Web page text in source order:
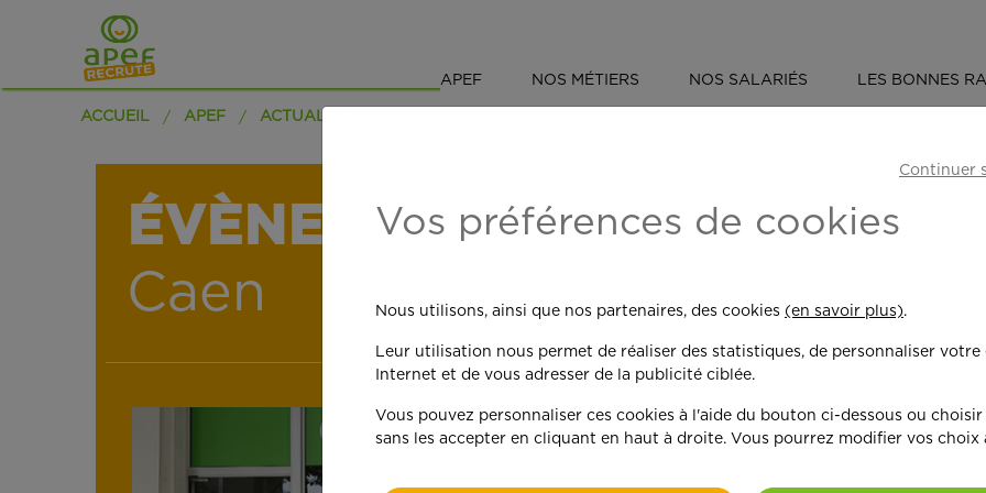
APEF NOS MÉTIERS NOS SALARIÉS LES BONNES
ACCUEIL APEF ACTUALITÉS
ÉVÈNEMENT :Ouverture
Caen
Avec déjà 3 agences de
Centre Nord et Sud - APEF
connue des Calvadosiens.
s’associent de nouveau et
Continuer
Vos préférences de cookies
Nous utilisons, ainsi que nos partenaires, des cookies (en savoir plus).
Leur utilisation nous permet de réaliser des statistiques, de personnaliser votre
Internet et de vous adresser de la publicité ciblée.
Vous pouvez personnaliser ces cookies à l'aide du bouton ci-dessous ou
sans les accepter en cliquant en haut à droite. Vous pourrez modifier vos choix